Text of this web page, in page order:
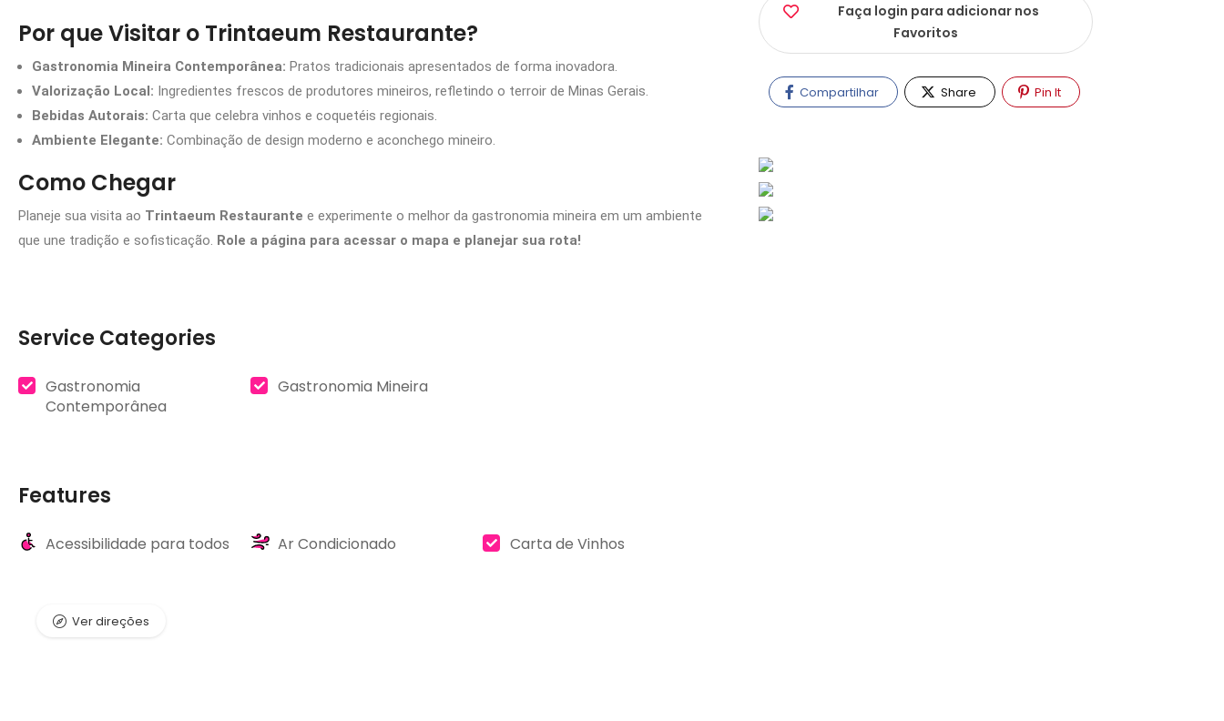
Por que Visitar o Trintaeum Restaurante?
Gastronomia Mineira Contemporânea: Pratos tradicionais apresentados de forma inovadora.
Valorização Local: Ingredientes frescos de produtores mineiros, refletindo o terroir de Minas Gerais.
Bebidas Autorais: Carta que celebra vinhos e coquetéis regionais.
Ambiente Elegante: Combinação de design moderno e aconchego mineiro.
Como Chegar
Planeje sua visita ao Trintaeum Restaurante e experimente o melhor da gastronomia mineira em um ambiente
que une tradição e sofisticação. Role a página para acessar o mapa e planejar sua rota!
Service Categories
Gastronomia
Contemporânea
Gastronomia Mineira
Features
Acessibilidade para todos Ar Condicionado Carta de Vinhos
Ver direções
Faça login para adicionar nos
Favoritos
Compartilhar Share Pin It